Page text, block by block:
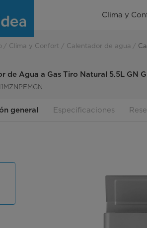
Clima y
Clima y Confort Calentador de agua
de Agua a Gas Tiro Natural 5.5L GN
general Especificaciones